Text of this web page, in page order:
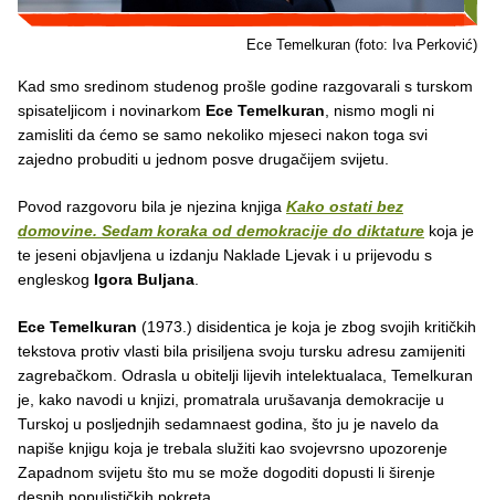
Ece Temelkuran (foto: Iva Perković)
Kad smo sredinom studenog prošle godine razgovarali s turskom
spisateljicom i novinarkom Ece Temelkuran , nismo mogli ni
zamisliti da ćemo se samo nekoliko mjeseci nakon toga svi
zajedno probuditi u jednom posve drugačijem svijetu.
Povod razgovoru bila je njezina knjiga Kako ostati bez
domovine. Sedam koraka od demokracije do diktature koja je
te jeseni objavljena u izdanju Naklade Ljevak i u prijevodu s
engleskog Igora Buljana
Ece Temelkuran (1973.) disidentica je koja je zbog svojih kritičkih
tekstova protiv vlasti bila prisiljena svoju tursku adresu zamijeniti
zagrebačkom. Odrasla u obitelji lijevih intelektualaca, Temelkuran
je, kako navodi u knjizi, promatrala urušavanja demokracije u
Turskoj u posljednjih sedamnaest godina, što ju je navelo da
napiše knjigu koja je trebala služiti kao svojevrsno upozorenje
Zapadnom svijetu što mu se može dogoditi dopusti li širenje